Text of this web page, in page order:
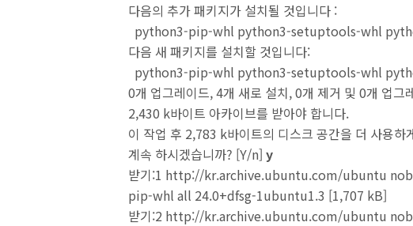
다음의 추가 패키지가 설치될 것입니다 :
python3-pip-whl python3-setuptools-whl
다음 새 패키지를 설치할 것입니다:
python3-pip-whl python3-setuptools-whl
0개 업그레이드, 4개 새로 설치, 0개 제거 및 0개 업그
2,430 k바이트 아카이브를 받아야 합니다.
이 작업 후 2,783 k바이트의 디스크 공간을 더 사용하
계속 하시겠습니까? [Y/n] y
받기:1 http://kr.archive.ubuntu.com/ubuntu
pip-whl all 24.0+dfsg-1ubuntu1.3 [1,707 kB]
받기:2 http://kr.archive.ubuntu.com/ubuntu